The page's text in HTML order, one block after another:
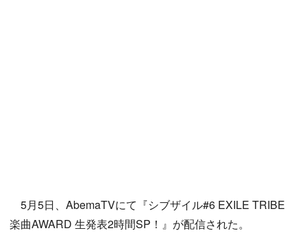
5月5日、AbemaTVにて『シブザイル#6 EXILE TRIBE
楽曲AWARD 生発表2時間SP！』が配信された。